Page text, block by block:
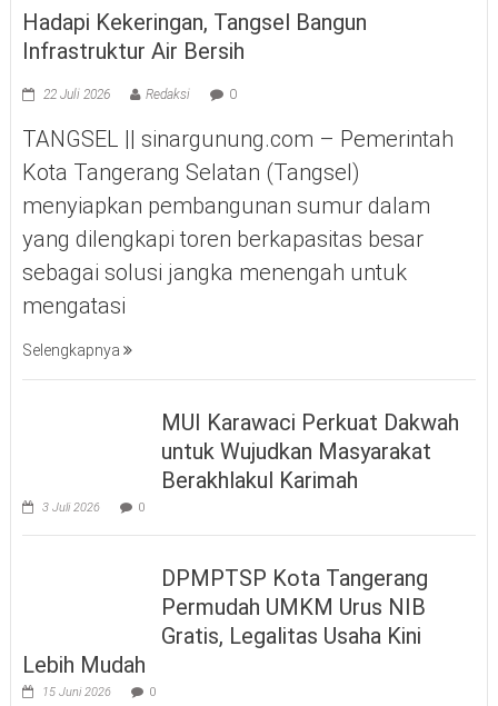
Hadapi Kekeringan, Tangsel Bangun
Infrastruktur Air Bersih
22 Juli 2026 Redaksi 0
TANGSEL || sinargunung.com – Pemerintah
Kota Tangerang Selatan (Tangsel)
menyiapkan pembangunan sumur dalam
yang dilengkapi toren berkapasitas besar
sebagai solusi jangka menengah untuk
mengatasi
Selengkapnya
MUI Karawaci Perkuat Dakwah
untuk Wujudkan Masyarakat
Berakhlakul Karimah
3 Juli 2026 0
DPMPTSP Kota Tangerang
Permudah UMKM Urus NIB
Gratis, Legalitas Usaha Kini
Lebih Mudah
15 Juni 2026 0